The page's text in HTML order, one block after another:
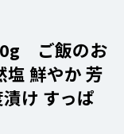
ご飯のお
塩 鮮やか 芳
け すっぱ